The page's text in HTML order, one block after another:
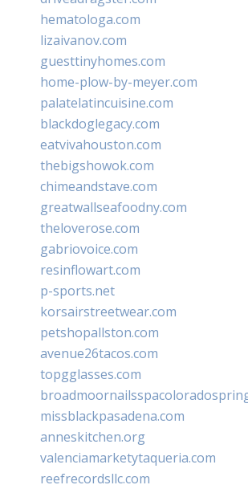
hematologa.com
lizaivanov.com
guesttinyhomes.com
home-plow-by-meyer.com
palatelatincuisine.com
blackdoglegacy.com
eatvivahouston.com
thebigshowok.com
chimeandstave.com
greatwallseafoodny.com
theloverose.com
gabriovoice.com
resinflowart.com
p-sports.net
korsairstreetwear.com
petshopallston.com
avenue26tacos.com
topgglasses.com
missblackpasadena.com
anneskitchen.org
valenciamarketytaqueria.com
reefrecordsllc.com